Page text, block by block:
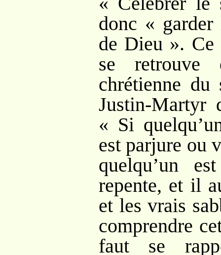
donc « garder
de Dieu ». Ce
se retrouve
chrétienne du
Justin-
« Si
est parjure ou
quelqu’un
repente, et il
et les vrais
comprendre
faut se